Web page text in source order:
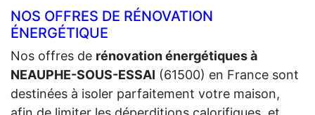
NOS OFFRES DE RÉNOVATION
ÉNERGÉTIQUE
Nos offres de rénovation énergétiques à
NEAUPHE-SOUS-ESSAI (61500) en France sont
destinées à isoler parfaitement votre maison,